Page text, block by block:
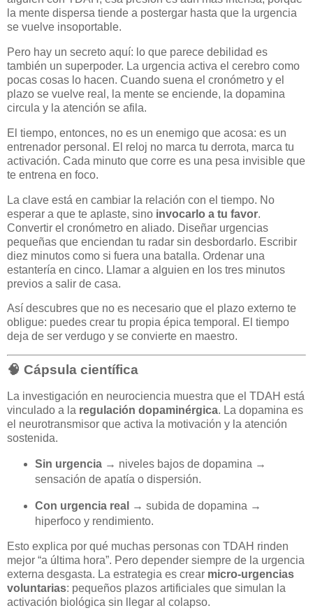
la mente dispersa tiende a postergar hasta que la urgencia
se vuelve insoportable.
Pero hay un secreto aquí: lo que parece debilidad es
también un superpoder. La urgencia activa el cerebro como
pocas cosas lo hacen. Cuando suena el cronómetro y el
plazo se vuelve real, la mente se enciende, la dopamina
circula y la atención se afila.
El tiempo, entonces, no es un enemigo que acosa: es un
entrenador personal. El reloj no marca tu derrota, marca tu
activación. Cada minuto que corre es una pesa invisible que
te entrena en foco.
La clave está en cambiar la relación con el tiempo. No
esperar a que te aplaste, sino invocarlo a tu favor.
Convertir el cronómetro en aliado. Diseñar urgencias
pequeñas que enciendan tu radar sin desbordarlo. Escribir
diez minutos como si fuera una batalla. Ordenar una
estantería en cinco. Llamar a alguien en los tres minutos
previos a salir de casa.
Así descubres que no es necesario que el plazo externo te
obligue: puedes crear tu propia épica temporal. El tiempo
deja de ser verdugo y se convierte en maestro.
🧠 Cápsula científica
La investigación en neurociencia muestra que el TDAH está
vinculado a la regulación dopaminérgica. La dopamina es
el neurotransmisor que activa la motivación y la atención
sostenida.
Sin urgencia→ niveles bajos de dopamina →
sensación de apatía o dispersión.
Con urgencia real
→ subida de dopamina →
hiperfoco y rendimiento.
Esto explica por qué muchas personas con TDAH rinden
mejor “a última hora”. Pero depender siempre de la urgencia
externa desgasta. La estrategia es crear micro-urgencias
voluntarias: pequeños plazos artificiales que simulan la
activación biológica sin llegar al colapso.